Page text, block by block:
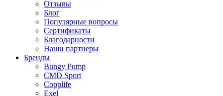
Отзывы
Блог
Популярные вопросы
Сертификаты
Благодарности
Наши партнеры
Бренды
Bungy Pump
CMD Sport
Copplife
Exel